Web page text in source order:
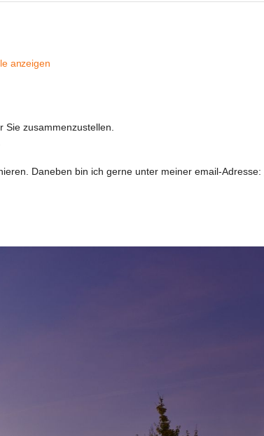
anzeigen
zusammenzustellen.
Daneben bin ich gerne unter meiner email-Adresse: